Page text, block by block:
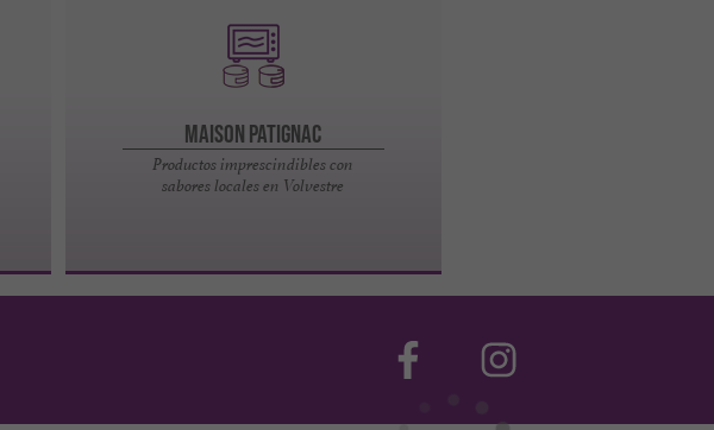
Maison Patignac
Productos imprescindibles con
sabores locales en Volvestre